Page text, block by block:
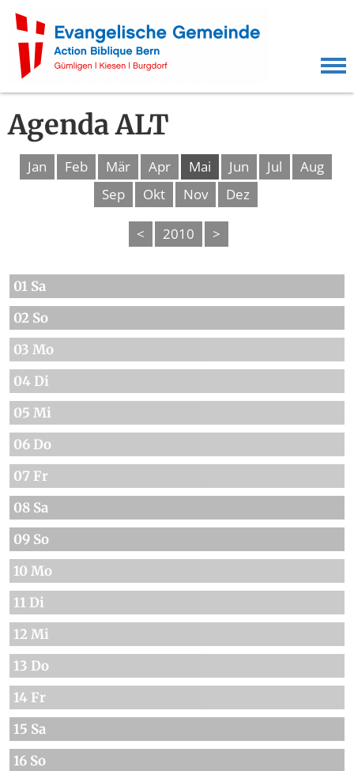
Agenda ALT
Jan Feb Mär Apr Mai Jun Jul
Aug
Sep
Okt Nov Dez
< 2010 >
01 Sa
02 So
03 Mo
04 Di
05 Mi
06 Do
07 Fr
08 Sa
09 So
10 Mo
11 Di
12 Mi
13 Do
14 Fr
15 Sa
16 So